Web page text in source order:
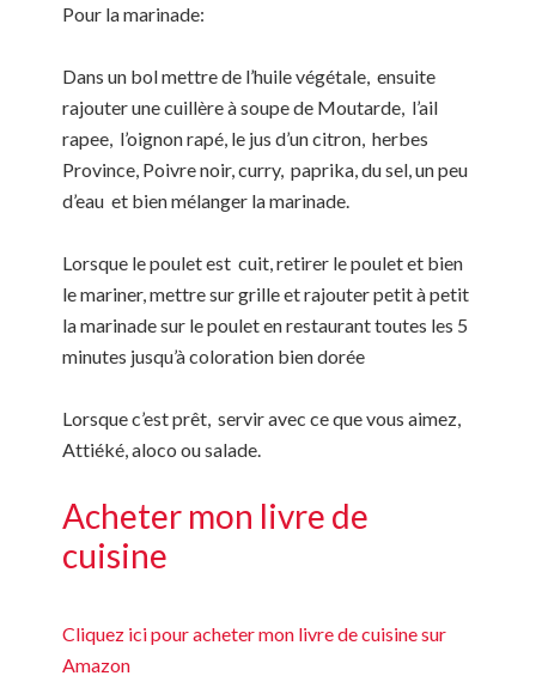
Pour la marinade:
Dans un bol mettre de l’huile végétale, ensuite
rajouter une cuillère à soupe de Moutarde, l’ail
rapee, l’oignon rapé, le jus d’un citron, herbes
Province, Poivre noir, curry, paprika, du sel, un peu
d’eau et bien mélanger la marinade.
Lorsque le poulet est cuit, retirer le poulet et bien
le mariner, mettre sur grille et rajouter petit à petit
la marinade sur le poulet en restaurant toutes les 5
minutes jusqu’à coloration bien dorée
Lorsque c’est prêt, servir avec ce que vous aimez,
Attiéké, aloco ou salade.
Acheter mon livre de
cuisine
Cliquez ici pour acheter mon livre de cuisine sur
Amazon